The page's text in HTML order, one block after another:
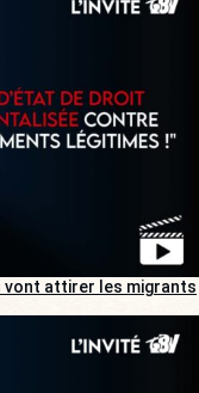
vont attirer les migrants